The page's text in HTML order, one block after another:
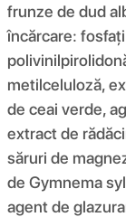
frunze de dud
încărcare:
metilceluloză,
de ceai verde,
extract de
săruri de
de Gymnema
agent de